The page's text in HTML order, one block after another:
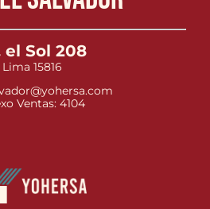
el Sol 208
Lima 15816
Ventas: 4104